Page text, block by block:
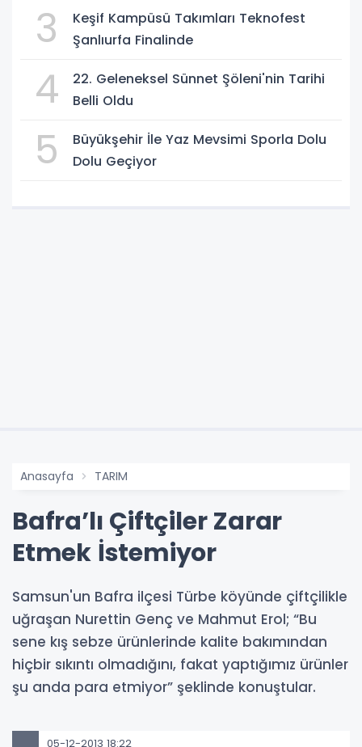
3
Keşif Kampüsü Takımları Teknofest
Şanlıurfa Finalinde
4
22. Geleneksel Sünnet Şöleni'nin Tarihi
Belli Oldu
5
Büyükşehir İle Yaz Mevsimi Sporla Dolu
Dolu Geçiyor
Anasayfa TARIM
Bafra’lı Çiftçiler Zarar
Etmek İstemiyor
Samsun'un Bafra ilçesi Türbe köyünde çiftçilikle
uğraşan Nurettin Genç ve Mahmut Erol; “Bu
sene kış sebze ürünlerinde kalite bakımından
hiçbir sıkıntı olmadığını, fakat yaptığımız ürünler
şu anda para etmiyor” şeklinde konuştular.
05-12-2013 18:22